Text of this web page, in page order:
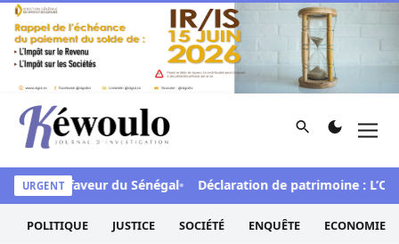
Aller au contenu
Kéwoulo, le premier site d'information et d'investigation
Rechercher
URGENT
en faveur du Sénégal Déclaration de patrimoine :
POLITIQUE JUSTICE SOCIÉTÉ ENQUÊTE ECONOMIE